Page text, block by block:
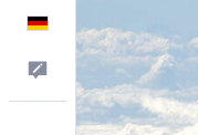
Feedback